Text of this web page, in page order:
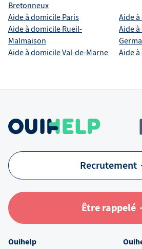
Bretonneux
Aide à domicile Paris Aide
Aide à domicile Rueil-
Malmaison
Aide
Aide à domicileVal-de-Marne Aide
Recrutement
Être rappelé
Ouihelp